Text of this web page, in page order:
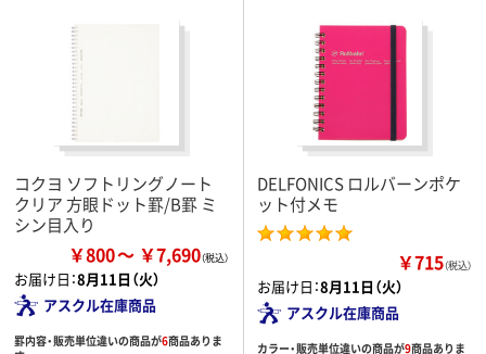
コクヨ ソフトリングノート
クリア 方眼ドット罫/B罫 ミ
シン目入り
￥800 ￥7,690
お届け日：8月11日（火）
アスクル在庫商品
罫内容・販売単位違いの商品が6商品ありま
DELFONICS ロルバーンポケ
ット付メモ
￥715（税込）
お届け日：8月11日（火）
アスクル在庫商品
カラー・販売単位違いの商品が9商品ありま